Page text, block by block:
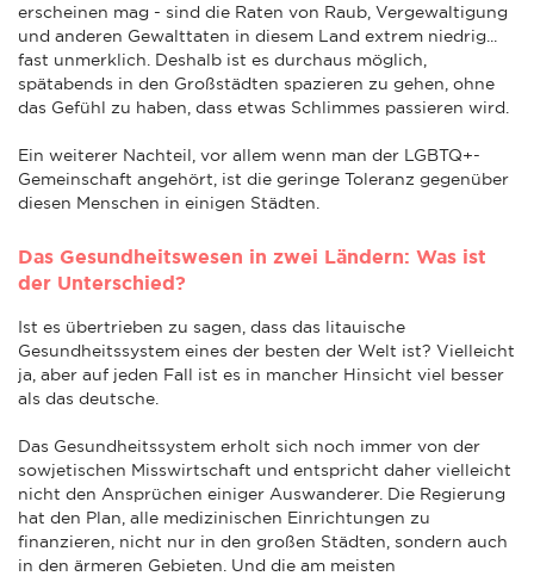
erscheinen mag - sind die Raten von Raub, Vergewaltigung
und anderen Gewalttaten in diesem Land extrem niedrig...
fast unmerklich. Deshalb ist es durchaus möglich,
spätabends in den Großstädten spazieren zu gehen, ohne
das Gefühl zu haben, dass etwas Schlimmes passieren wird.
Ein weiterer Nachteil, vor allem wenn man der LGBTQ+-
Gemeinschaft angehört, ist die geringe Toleranz gegenüber
diesen Menschen in einigen Städten.
Das Gesundheitswesen in zwei Ländern: Was ist
der Unterschied?
Ist es übertrieben zu sagen, dass das litauische
Gesundheitssystem eines der besten der Welt ist? Vielleicht
ja, aber auf jeden Fall ist es in mancher Hinsicht viel besser
als das deutsche.
Das Gesundheitssystem erholt sich noch immer von der
sowjetischen Misswirtschaft und entspricht daher vielleicht
nicht den Ansprüchen einiger Auswanderer. Die Regierung
hat den Plan, alle medizinischen Einrichtungen zu
finanzieren, nicht nur in den großen Städten, sondern auch
in den ärmeren Gebieten. Und die am meisten